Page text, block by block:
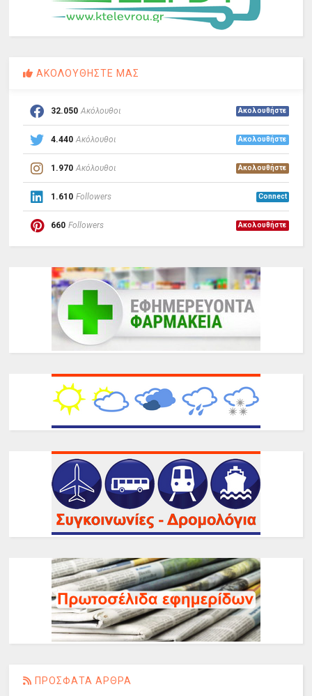
ΑΚΟΛΟΥΘΗΣΤΕ ΜΑΣ
32.050 Ακόλουθοι Ακολουθήστε
4.440 Ακόλουθοι Ακολουθήστε
1.970 Ακόλουθοι Ακολουθήστε
1.610 Followers Connect
660 Followers Ακολουθήστε
ΠΡΟΣΦΑΤΑ ΑΡΘΡΑ